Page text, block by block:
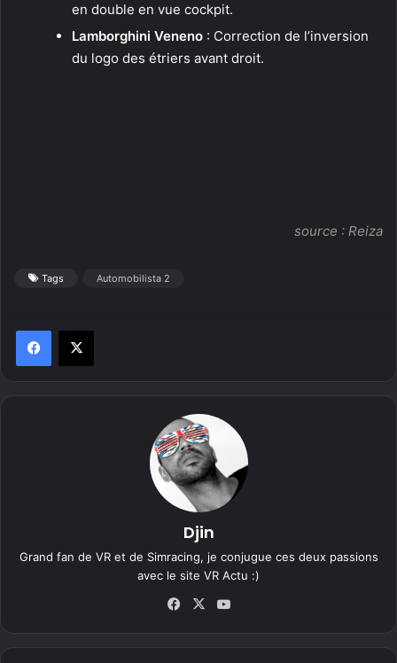
en double en vue cockpit.
Lamborghini Veneno : Correction de l’inversion
du logo des étriers avant droit.
source : Reiza
Tags Automobilista 2
Djin
Grand fan de VR et de Simracing, je conjugue ces deux passions
avec le site VR Actu :)
Fa
X